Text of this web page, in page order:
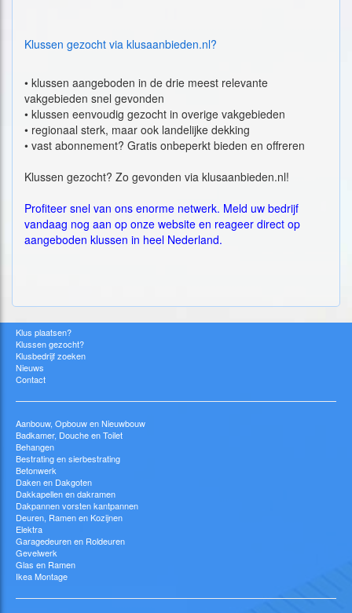
Klussen gezocht via klusaanbieden.nl?
• klussen aangeboden in de drie meest relevante
vakgebieden snel gevonden
• klussen eenvoudig gezocht in overige vakgebieden
• regionaal sterk, maar ook landelijke dekking
• vast abonnement? Gratis onbeperkt bieden en offreren
Klussen gezocht? Zo gevonden via klusaanbieden.nl!
Profiteer snel van ons enorme netwerk. Meld uw bedrijf
vandaag nog aan op onze website en reageer direct op
aangeboden klussen in heel Nederland.
Klus plaatsen?
Klussen gezocht?
Klusbedrijf zoeken
Nieuws
Contact
Aanbouw, Opbouw en Nieuwbouw
Badkamer, Douche en Toilet
Behangen
Bestrating en sierbestrating
Betonwerk
Daken en Dakgoten
Dakkapellen en dakramen
Dakpannen vorsten kantpannen
Deuren, Ramen en Kozijnen
Elektra
Garagedeuren en Roldeuren
Gevelwerk
Glas en Ramen
Ikea Montage